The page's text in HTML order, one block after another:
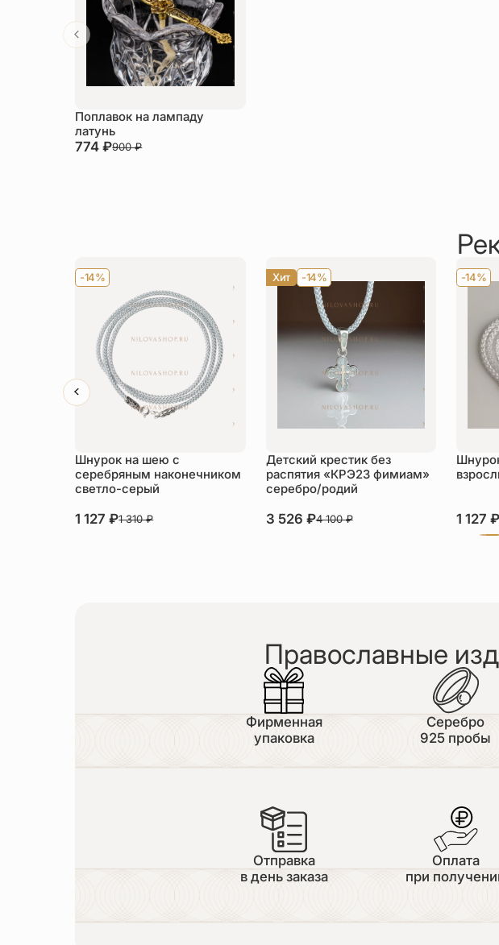
Поплавок на лампаду
латунь
774₽900₽
-14%
Шнурок на шею с
серебряным наконечником
светло-серый
1 127₽1 310₽
Хит -14%
Детский крестик без
распятия «КРЭ23 фимиам»
серебро/родий
3 526 ₽4 100₽
-14%
1 127
Православные
Фирменная
упаковка
Серебро
925 пробы
Отправка
в день заказа
Оплата
при